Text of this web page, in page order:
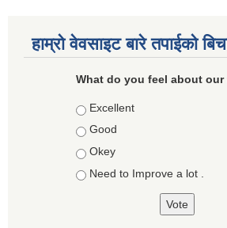
हाम्रो वेवसाइट बारे तपाईको
What do you feel about our
Choices
Excellent
Good
Okey
Need to Improve a lot .